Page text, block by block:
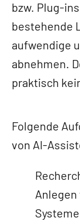
bzw. Plug-
bestehende
aufwendige
abnehmen.
praktisch
Folgende
von AI-